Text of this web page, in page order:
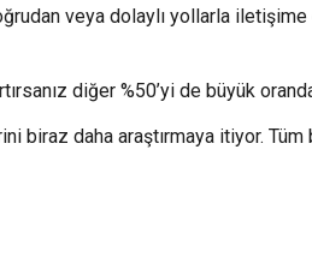
veya dolaylı yollarla
diğer %50’yi de büyük
biraz daha araştırmaya itiyor.